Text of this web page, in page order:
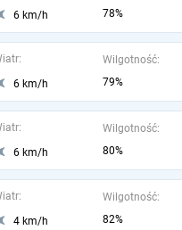
6 km/h
78%
6 km/h
Wilgotność:
79%
6 km/h
Wilgotność:
80%
4 km/h
Wilgotność:
82%